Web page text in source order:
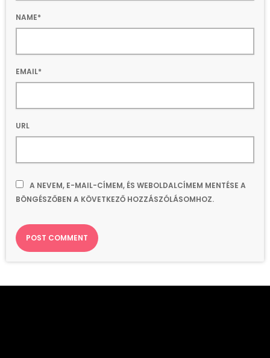
NAME*
EMAIL*
URL
A NEVEM, E-MAIL-CÍMEM, ÉS WEBOLDALCÍMEM MENTÉSE A
BÖNGÉSZŐBEN A KÖVETKEZŐ HOZZÁSZÓLÁSOMHOZ.